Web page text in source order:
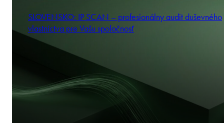
SLOVENSKO: IP SCAN – profesionálny audit duševného
vlastníctva pre Vašu spoločnosť